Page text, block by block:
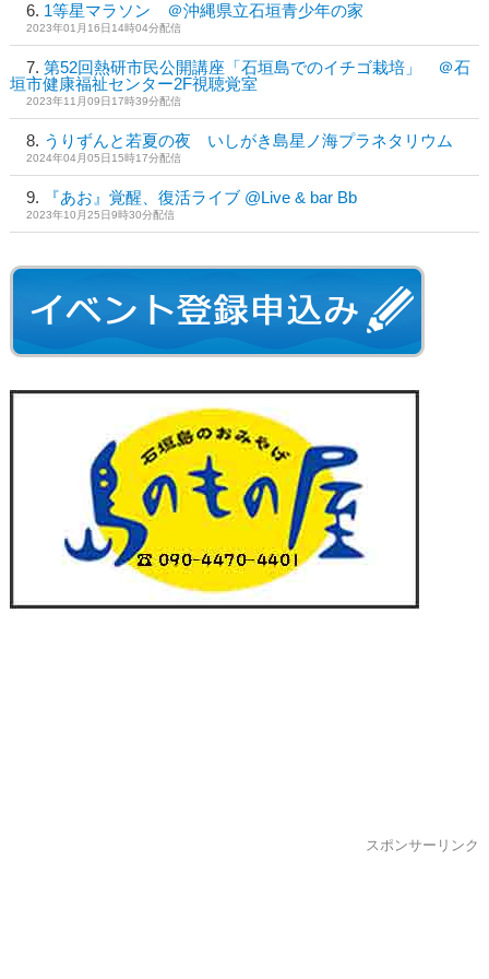
1等星マラソン ＠沖縄県立石垣青少年の家
2023年01月16日14時04分配信
第52回熱研市民公開講座「石垣島でのイチゴ栽培」 ＠石
垣市健康福祉センター2F視聴覚室
2023年11月09日17時39分配信
うりずんと若夏の夜 いしがき島星ノ海プラネタリウム
2024年04月05日15時17分配信
『あお』覚醒、復活ライブ @Live & bar Bb
2023年10月25日9時30分配信
スポンサーリンク